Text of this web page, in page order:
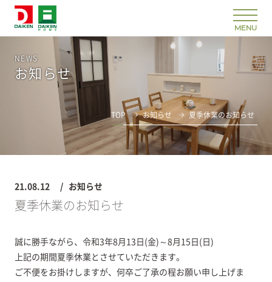
NEWS
お知らせ
TOP お知らせ 夏季休業のお知らせ
21.08.12 お知らせ
夏季休業のお知らせ
誠に勝手ながら、令和3年8月13日(金)～8月15日(日)
上記の期間夏季休業とさせていただきます。
ご不便をお掛けしますが、何卒ご了承の程お願い申し上げま